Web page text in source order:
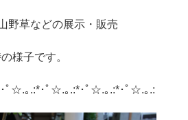
草などの展示・販売
様子です。
ﾟ☆.｡.:*･ﾟ☆.｡.:*･ﾟ☆.｡.:*･ﾟ☆.｡.: